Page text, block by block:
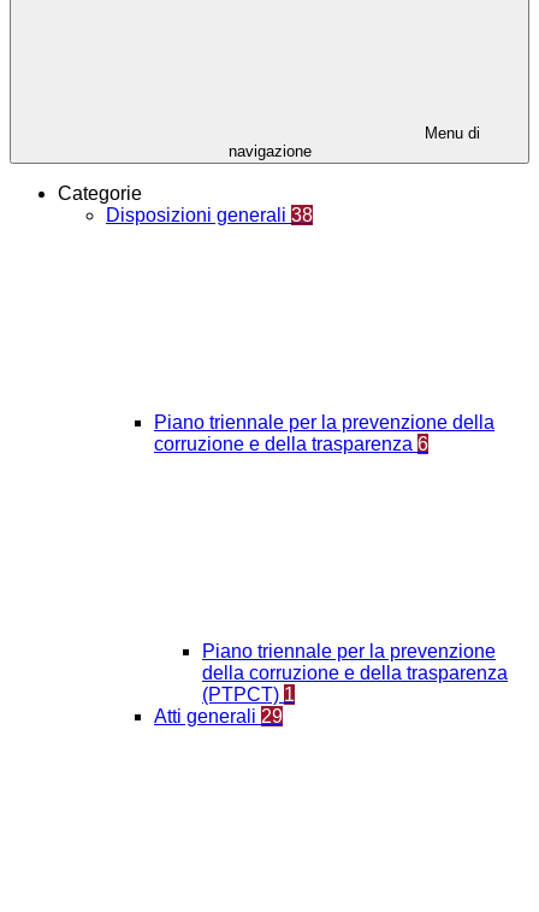
Menu di
navigazione
Categorie
Disposizioni generali 38
Piano triennale per la prevenzione della
corruzione e della trasparenza 6
Piano triennale per la prevenzione
della corruzione e della trasparenza
(PTPCT) 1
Atti generali 29